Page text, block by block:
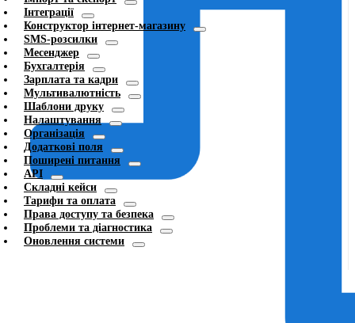
Інтеграції
Конструктор інтернет-магазину
SMS-розсилки
Месенджер
Бухгалтерія
Зарплата та кадри
Мультивалютність
Шаблони друку
Налаштування
Організація
Додаткові поля
Поширені питання
API
Складні кейси
Тарифи та оплата
Права доступу та безпека
Проблеми та діагностика
Оновлення системи